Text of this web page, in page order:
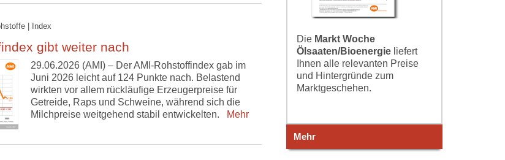
| Index
gibt weiter nach
29.06.2026 (AMI) – Der AMI-Rohstoffindex gab im
Juni 2026 leicht auf 124 Punkte nach. Belastend
wirkten vor allem rückläufige Erzeugerpreise für
Getreide, Raps und Schweine, während sich die
Milchpreise weitgehend stabil entwickelten.
Mehr
Die Markt Woche
Ölsaaten/Bioenergie liefert
Ihnen alle relevanten Preise
und Hintergründe zum
Marktgeschehen.
Mehr